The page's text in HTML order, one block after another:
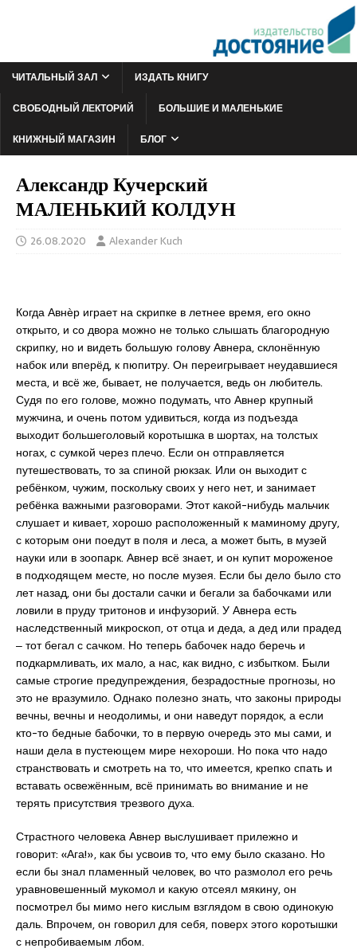
ЧИТАЛЬНЫЙ ЗАЛ
ИЗДАТЬ КНИГУ
СВОБОДНЫЙ ЛЕКТОРИЙ
БОЛЬШИЕ И МАЛЕНЬКИЕ
КНИЖНЫЙ МАГАЗИН
БЛОГ
Александр Кучерский
МАЛЕНЬКИЙ КОЛДУН
26.08.2020 Alexander Kuch
Когда Авнѐр играет на скрипке в летнее время, его окно
открыто, и со двора можно не только слышать благородную
скрипку, но и видеть большую голову Авнера, склонённую
набок или вперёд, к пюпитру. Он переигрывает неудавшиеся
места, и всё же, бывает, не получается, ведь он любитель.
Судя по его голове, можно подумать, что Авнер крупный
мужчина, и очень потом удивиться, когда из подъезда
выходит большеголовый коротышка в шортах, на толстых
ногах, с сумкой через плечо. Если он отправляется
путешествовать, то за спиной рюкзак. Или он выходит с
ребёнком, чужим, поскольку своих у него нет, и занимает
ребёнка важными разговорами. Этот какой-нибудь мальчик
слушает и кивает, хорошо расположенный к маминому другу,
с которым они поедут в поля и леса, а может быть, в музей
науки или в зоопарк. Авнер всё знает, и он купит мороженое
в подходящем месте, но после музея. Если бы дело было сто
лет назад, они бы достали сачки и бегали за бабочками или
ловили в пруду тритонов и инфузорий. У Авнера есть
наследственный микроскоп, от отца и деда, а дед или прадед
‒ тот бегал с сачком. Но теперь бабочек надо беречь и
подкармливать, их мало, а нас, как видно, с избытком. Были
самые строгие предупреждения, безрадостные прогнозы, но
это не вразумило. Однако полезно знать, что законы природы
вечны, вечны и неодолимы, и они наведут порядок, а если
кто-то бедные бабочки, то в первую очередь это мы сами, и
наши дела в пустеющем мире нехороши. Но пока что надо
странствовать и смотреть на то, что имеется, крепко спать и
вставать освежённым, всё принимать во внимание и не
терять присутствия трезвого духа.
Страстного человека Авнер выслушивает прилежно и
говорит: «Ага!», как бы усвоив то, что ему было сказано. Но
если бы знал пламенный человек, во что размолол его речь
уравновешенный мукомол и какую отсеял мякину, он
посмотрел бы мимо него кислым взглядом в свою одинокую
даль. Впрочем, он говорил для себя, поверх этого коротышки
с непробиваемым лбом.